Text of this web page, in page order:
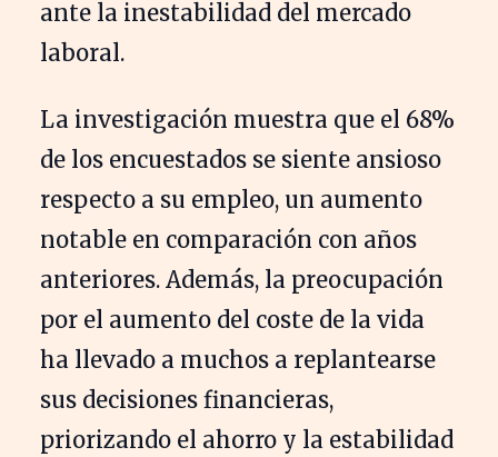
ante la inestabilidad del mercado
laboral.
La investigación muestra que el 68%
de los encuestados se siente ansioso
respecto a su empleo, un aumento
notable en comparación con años
anteriores. Además, la preocupación
por el aumento del coste de la vida
ha llevado a muchos a replantearse
sus decisiones financieras,
priorizando el ahorro y la estabilidad